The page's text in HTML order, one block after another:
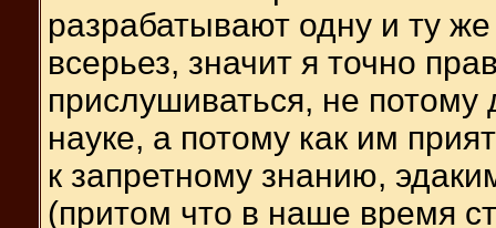
разрабатывают одну и ту
всерьез, значит я точно
прислушиваться, не потому
науке, а потому как им
к запретному знанию,
(притом что в наше время